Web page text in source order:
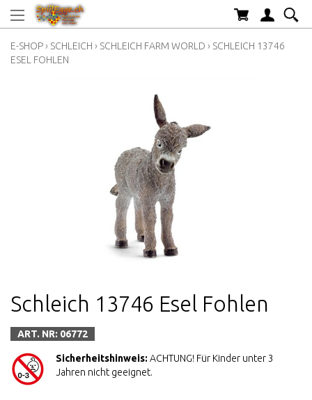
E-SHOP › SCHLEICH › SCHLEICH FARM WORLD › SCHLEICH 13746
ESEL FOHLEN
Schleich 13746 Esel Fohlen
ART. NR: 06772
Sicherheitshinweis: ACHTUNG! Für Kinder unter 3
Jahren nicht geeignet.